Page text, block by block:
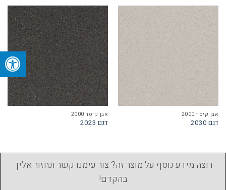
אבן קיסר 2000
דגם 2030
אבן קיסר 2000
דגם 2023
רוצה מידע נוסף על מוצר זה? צור עימנו קשר ונחזור אליך
בהקדם!